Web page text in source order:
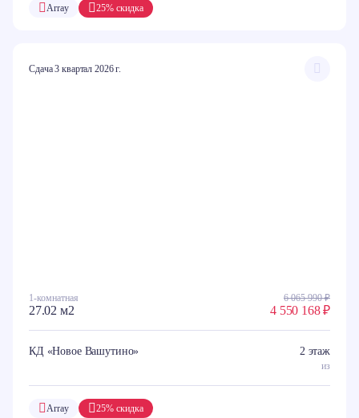
25% скидка
Array
Сдача 3 квартал 2026 г.
1-комнатная
27.02 м2
6 065 990 ₽
4 550 168 ₽
КД «Новое Вашутино» 2 этаж
из
25% скидка
Array